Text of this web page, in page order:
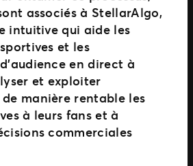
associés à StellarAlgo,
intuitive qui aide les
et les
en direct à
et exploiter
manière rentable les
à leurs fans et à
commerciales